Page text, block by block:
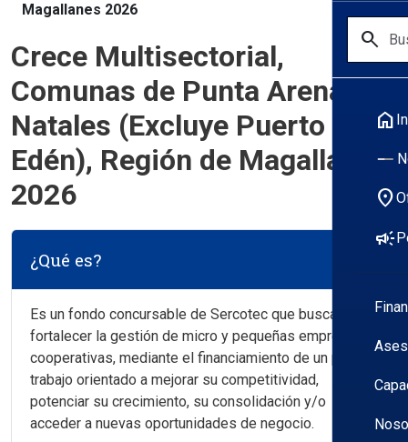
search
home
location_on
campaign
Magallanes 2026
Crece Multisectorial,
Comunas de Punta Arenas y
Natales (Excluye Puerto
Edén), Región de Magallanes
2026
¿Qué es?
Es un fondo concursable de Sercotec que busca
fortalecer la gestión de micro y pequeñas empresas y
cooperativas, mediante el financiamiento de un plan de
trabajo orientado a mejorar su competitividad,
potenciar su crecimiento, su consolidación y/o
acceder a nuevas oportunidades de negocio.